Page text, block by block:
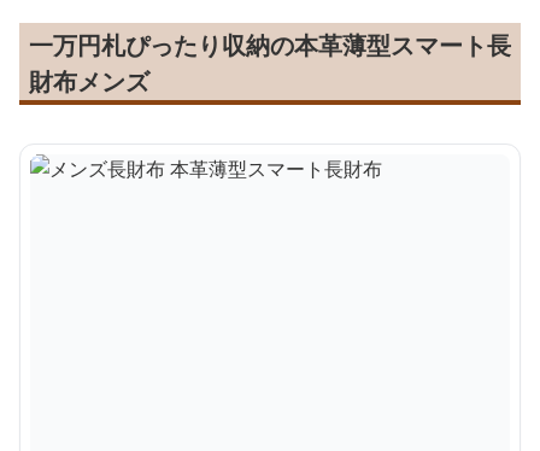
一万円札ぴったり収納の本革薄型スマート長
財布メンズ